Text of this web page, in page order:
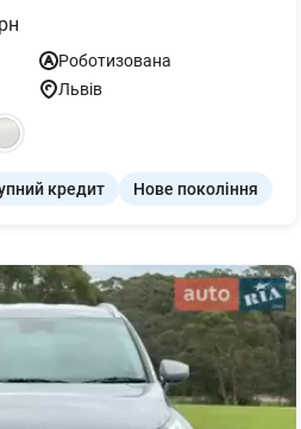
Роботизована
Львів
кредит Нове покоління